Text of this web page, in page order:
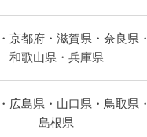
京都府・滋賀県・奈良県・
和歌山県・兵庫県
広島県・山口県・鳥取県・
島根県